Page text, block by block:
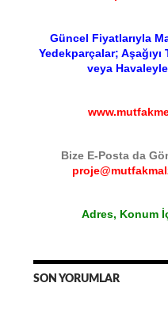
Güncel Fiyatlarıyla
Yedekparçalar; Aşağıyı
veya Havaleyle
Bize E-Posta da
Adres, Konum
SON YORUMLAR